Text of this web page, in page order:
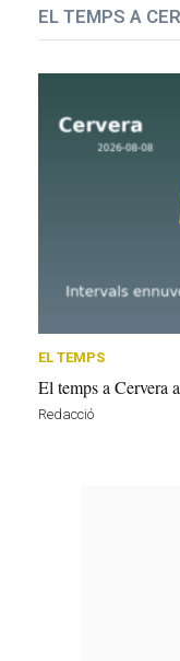
EL TEMPS A
EL TEMPS
El temps a Cervera
Redacció